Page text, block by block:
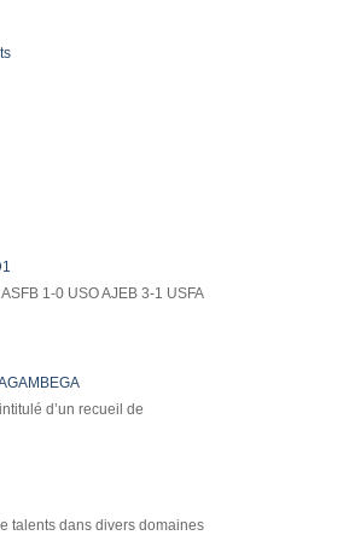
ASFB 1-0 USO AJEB 3-1 USFA
d’un recueil de
talents dans divers domaines